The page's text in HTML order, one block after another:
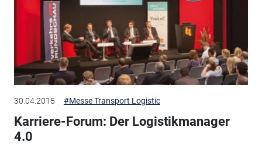
30.04.2015 #Messe Transport Logistic
Karriere-Forum: Der Logistikmanager
4.0